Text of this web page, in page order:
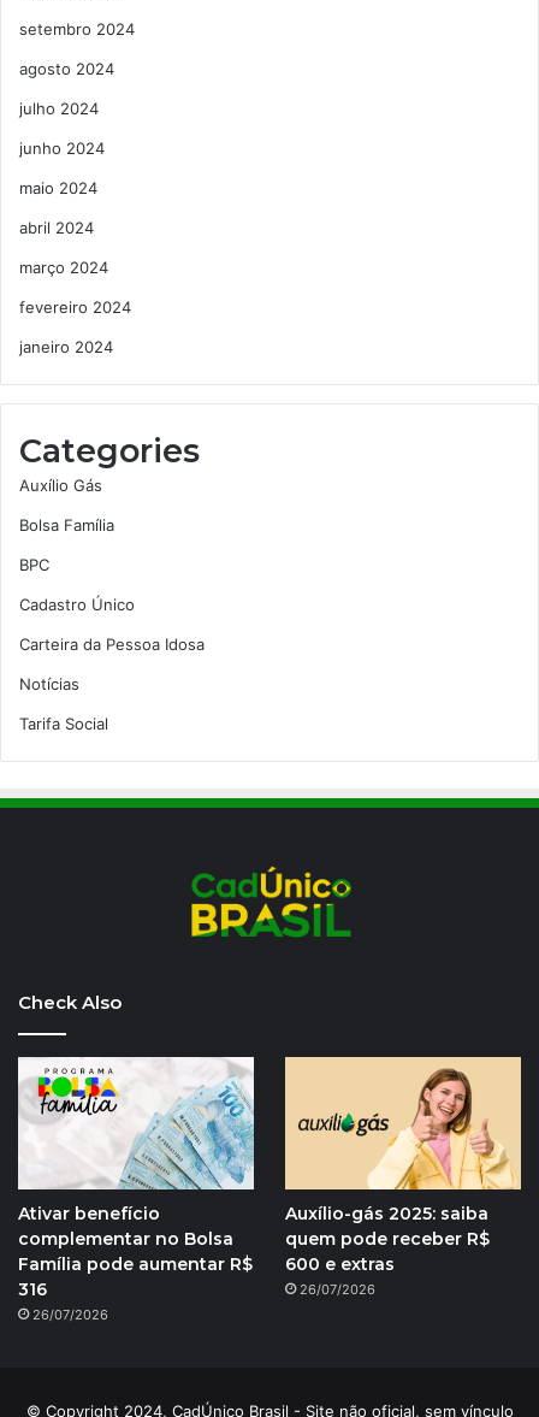
setembro 2024
agosto 2024
julho 2024
junho 2024
maio 2024
abril 2024
março 2024
fevereiro 2024
janeiro 2024
Categories
Auxílio Gás
Bolsa Família
BPC
Cadastro Único
Carteira da Pessoa Idosa
Notícias
Tarifa Social
Check Also
Ativar benefício
complementar no Bolsa
Família pode aumentar R$
316
26/07/2026
Auxílio-gás 2025: saiba
quem pode receber R$
600 e extras
26/07/2026
© Copyright 2024, CadÚnico Brasil - Site não oficial, sem vínculo